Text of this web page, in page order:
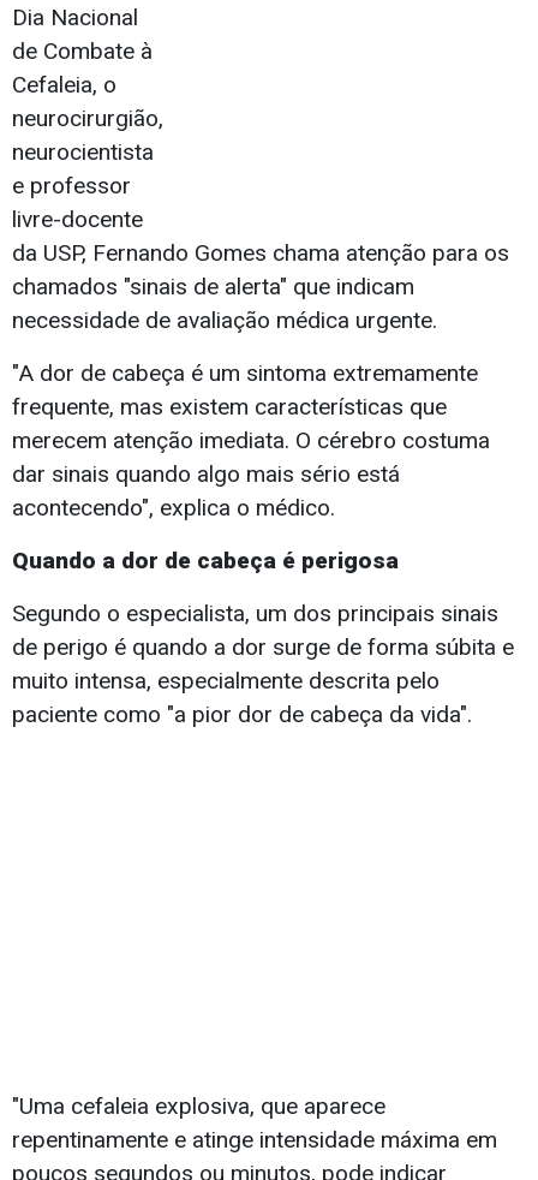
Dia Nacional
de Combate à
Cefaleia, o
neurocirurgião,
neurocientista
e professor
livre-docente
da USP, Fernando Gomes chama atenção para os
chamados "sinais de alerta" que indicam
necessidade de avaliação médica urgente.
"A dor de cabeça é um sintoma extremamente
frequente, mas existem características que
merecem atenção imediata. O cérebro costuma
dar sinais quando algo mais sério está
acontecendo", explica o médico.
Quando a dor de cabeça é perigosa
Segundo o especialista, um dos principais sinais
de perigo é quando a dor surge de forma súbita e
muito intensa, especialmente descrita pelo
paciente como "a pior dor de cabeça da vida".
"Uma cefaleia explosiva, que aparece
repentinamente e atinge intensidade máxima em
poucos segundos ou minutos, pode indicar